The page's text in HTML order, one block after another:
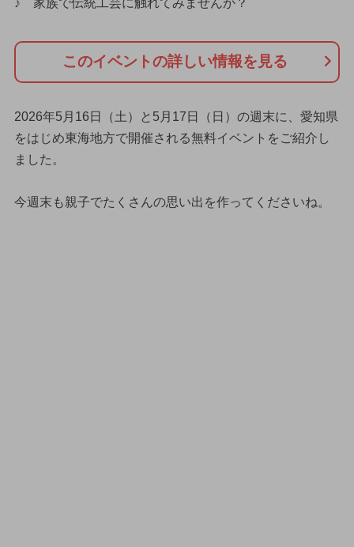
♪ 家族で伝統工芸に触れてみませんか？
このイベントの詳しい情報を見る
2026年5月16日（土）と5月17日（日）の週末に、愛知県
をはじめ東海地方で開催される無料イベントをご紹介し
ました。
今週末も親子でたくさんの思い出を作ってくださいね。